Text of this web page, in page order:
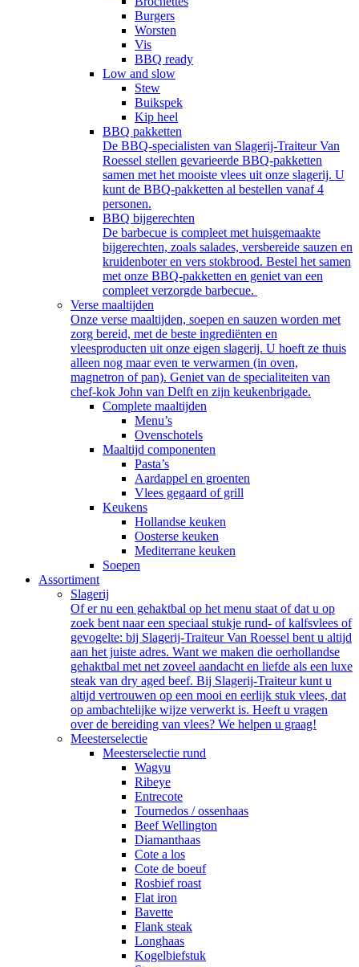
Burgers
Worsten
Vis
BBQ ready
Low and slow
Stew
Buikspek
Kip heel
BBQ pakketten
De BBQ-specialisten van Slagerij-Traiteur Van
Roessel stellen gevarieerde BBQ-pakketten
samen met het mooiste vlees uit onze slagerij. U
kunt de BBQ-pakketten al bestellen vanaf 4
personen.
BBQ bijgerechten
De barbecue is compleet met huisgemaakte
bijgerechten, zoals salades, versbereide sauzen en
kruidenboter en vers stokbrood. Bestel het samen
met onze BBQ-pakketten en geniet van een
compleet verzorgde barbecue.
Verse maaltijden
Onze verse maaltijden, soepen en sauzen worden met
zorg bereid, met de beste ingrediënten en
vleesproducten uit onze eigen slagerij. U hoeft ze thuis
alleen nog maar even te verwarmen (in oven,
magnetron of pan). Geniet van de specialiteiten van
chef-kok John van Delft en zijn keukenbrigade.
Complete maaltijden
Menu’s
Ovenschotels
Maaltijd componenten
Pasta’s
Aardappel en groenten
Vlees gegaard of grill
Keukens
Hollandse keuken
Oosterse keuken
Mediterrane keuken
Soepen
Assortiment
Slagerij
Of er nu een gehaktbal op het menu staat of dat u op
zoek bent naar een speciaal stukje rund- of kalfsvlees of
gevogelte: bij Slagerij-Traiteur Van Roessel bent u altijd
aan het juiste adres. Want we maken die oerhollandse
gehaktbal met net zoveel aandacht en liefde als een luxe
steak van dry aged beef. Bij Slagerij-Traiteur kunt u
altijd vertrouwen op een mooi en eerlijk stuk vlees, dat
op ambachtelijke wijze verwerkt is. Heeft u vragen
over de bereiding van vlees? We helpen u graag!
Meesterselectie
Meesterselectie rund
Wagyu
Ribeye
Entrecote
Tournedos / ossenhaas
Beef Wellington
Diamanthaas
Cote a los
Cote de boeuf
Rosbief roast
Flat iron
Bavette
Flank steak
Longhaas
Kogelbiefstuk